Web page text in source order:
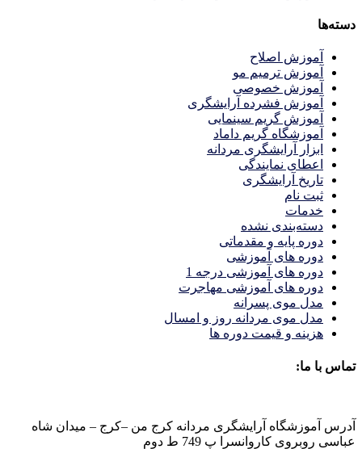
دسته‌ها
آموزش اصلاح
آموزش ترمیم مو
آموزش خصوصی
آموزش فشرده آرایشگری
آموزش گریم سینمایی
آموزشگاه گریم داماد
ابزار آرایشگری مردانه
اعطای نمایندگی
تاریخ آرایشگری
ثبت نام
خدمات
دسته‌بندی نشده
دوره پایه و مقدماتی
دوره های آموزشی
دوره های آموزشی درجه 1
دوره های آموزشی مهاجرت
مدل موی پسرانه
مدل موی مردانه روز و امسال
هزینه و قیمت دوره ها
تماس با ما:
آدرس آموزشگاه آرایشگری مردانه کرج من –کرج – میدان شاه
عباسی روبروی کاروانسرا پ 749 ط دوم